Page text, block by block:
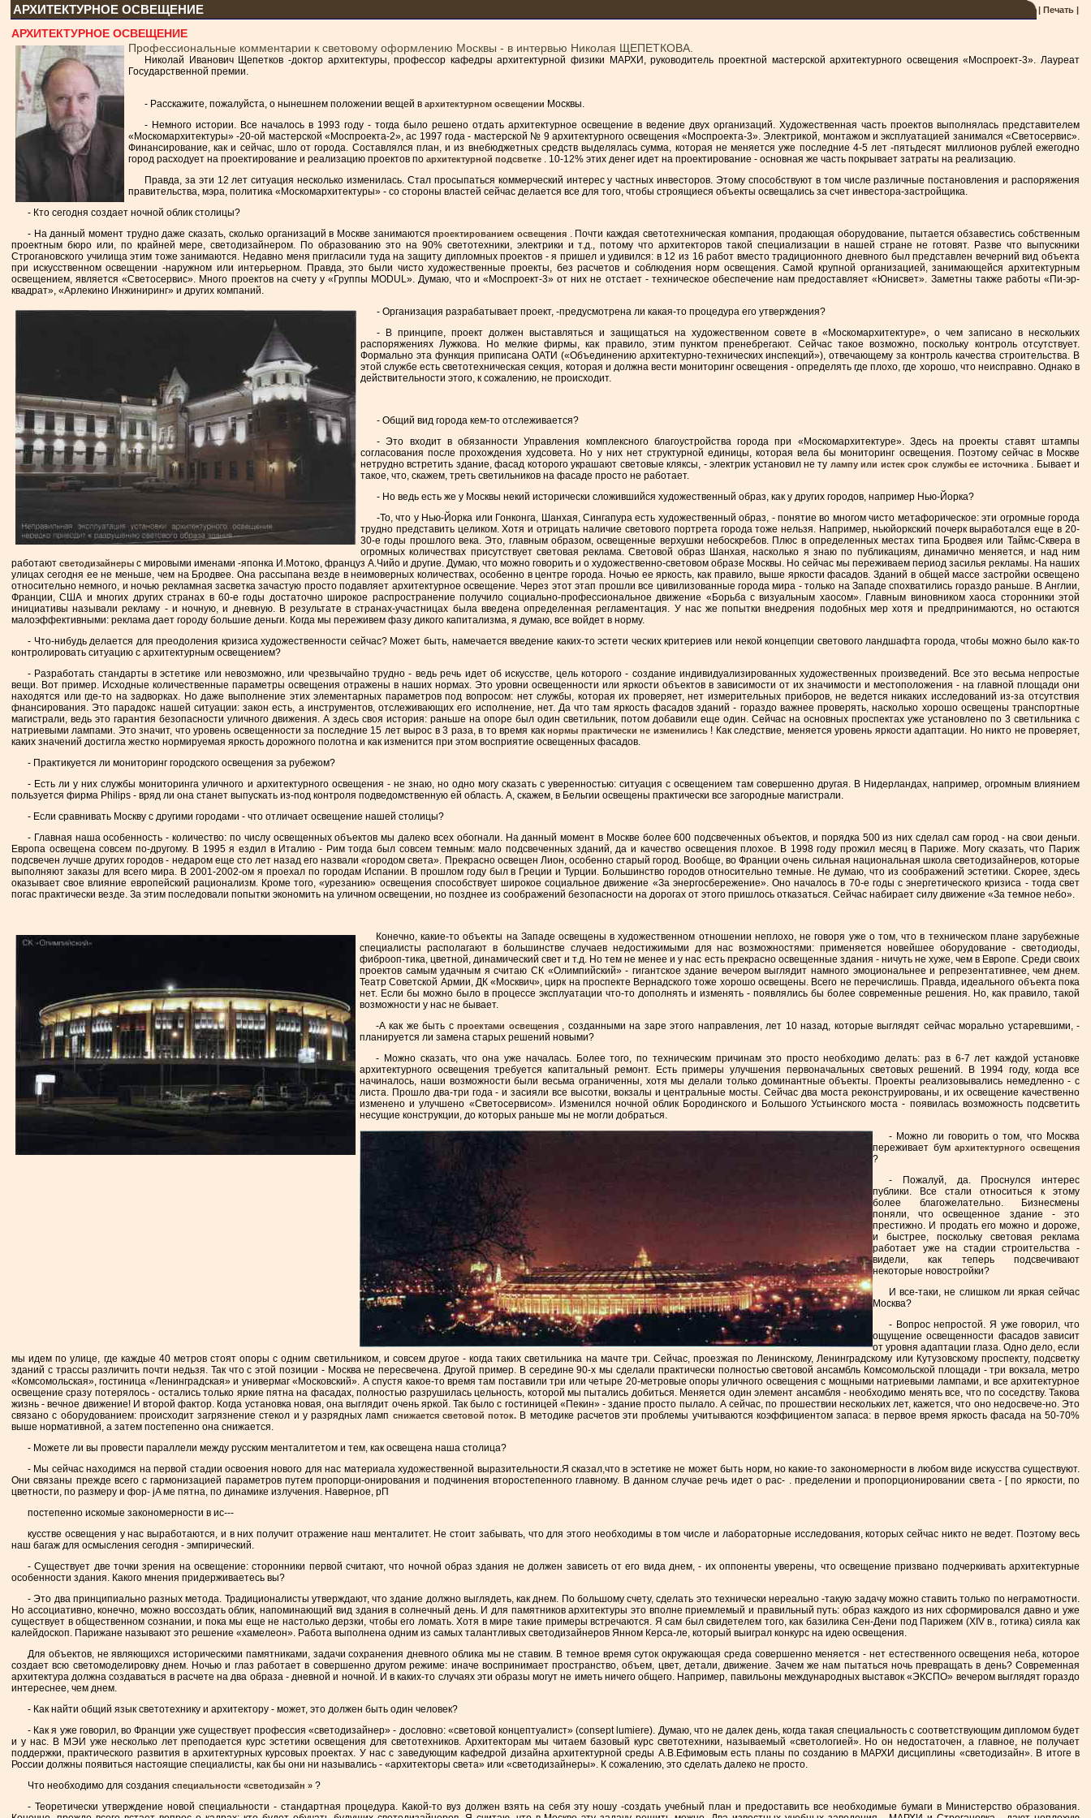
АРХИТЕКТУРНОЕ ОСВЕЩЕНИЕ | Печать |
АРХИТЕКТУРНОЕ ОСВЕЩЕНИЕ
Профессиональные комментарии к световому оформлению Москвы - в интервью Николая ЩЕПЕТКОВА.
Николай Иванович Щепетков -доктор архитектуры, профессор кафедры архитектурной физики МАРХИ, руководитель проектной мастерской архитектурного освещения «Моспроект-3». Лауреат
Государственной премии.
- Расскажите, пожалуйста, о нынешнем положении вещей в архитектурном освещении Москвы.
- Немного истории. Все началось в 1993 году - тогда было решено отдать архитектурное освещение в ведение двух организаций. Художественная часть проектов выполнялась представителем
«Москомархитектуры» -20-ой мастерской «Моспроекта-2», ас 1997 года - мастерской № 9 архитектурного освещения «Моспроекта-3». Электрикой, монтажом и эксплуатацией занимался «Светосервис».
Финансирование, как и сейчас, шло от города. Составлялся план, и из внебюджетных средств выделялась сумма, которая не меняется уже последние 4-5 лет -пятьдесят миллионов рублей ежегодно
город расходует на проектирование и реализацию проектов по архитектурной подсветке . 10-12% этих денег идет на проектирование - основная же часть покрывает затраты на реализацию.
Правда, за эти 12 лет ситуация несколько изменилась. Стал просыпаться коммерческий интерес у частных инвесторов. Этому способствуют в том числе различные постановления и распоряжения
правительства, мэра, политика «Москомархитектуры» - со стороны властей сейчас делается все для того, чтобы строящиеся объекты освещались за счет инвестора-застройщика.
- Кто сегодня создает ночной облик столицы?
- На данный момент трудно даже сказать, сколько организаций в Москве занимаютсяпроектированием освещения . Почти каждая светотехническая компания, продающая оборудование, пытается обзавестись собственным
проектным бюро или, по крайней мере, светодизайнером. По образованию это на 90% светотехники, электрики и т.д., потому что архитекторов такой специализации в нашей стране не готовят. Разве что выпускники
Строгановского училища этим тоже занимаются. Недавно меня пригласили туда на защиту дипломных проектов - я пришел и удивился: в 12 из 16 работ вместо традиционного дневного был представлен вечерний вид объекта
при искусственном освещении -наружном или интерьерном. Правда, это были чисто художественные проекты, без расчетов и соблюдения норм освещения. Самой крупной организацией, занимающейся архитектурным
освещением, является «Светосервис». Много проектов на счету у «Группы MODUL». Думаю, что и «Моспроект-3» от них не отстает - техническое обеспечение нам предоставляет «Юнисвет». Заметны также работы «Пи-эр-
квадрат», «Арлекино Инжиниринг» и других компаний.
- Организация разрабатывает проект, -предусмотрена ли какая-то процедура его утверждения?
- В принципе, проект должен выставляться и защищаться на художественном совете в «Москомархитектуре», о чем записано в нескольких
распоряжениях Лужкова. Но мелкие фирмы, как правило, этим пунктом пренебрегают. Сейчас такое возможно, поскольку контроль отсутствует.
Формально эта функция приписана ОАТИ («Объединению архитектурно-технических инспекций»), отвечающему за контроль качества строительства. В
этой службе есть светотехническая секция, которая и должна вести мониторинг освещения - определять где плохо, где хорошо, что неисправно. Однако в
действительности этого, к сожалению, не происходит.
- Общий вид города кем-то отслеживается?
- Это входит в обязанности Управления комплексного благоустройства города при «Москомархитектуре». Здесь на проекты ставят штампы
согласования после прохождения худсовета. Но у них нет структурной единицы, которая вела бы мониторинг освещения. Поэтому сейчас в Москве
нетрудно встретить здание, фасад которого украшают световые кляксы, - электрик установил не ту лампу или истек срок службы ее источника. Бывает и
такое, что, скажем, треть светильников на фасаде просто не работает.
- Но ведь есть же у Москвы некий исторически сложившийся художественный образ, как у других городов, например Нью-Йорка?
-То, что у Нью-Йорка или Гонконга, Шанхая, Сингапура есть художественный образ, - понятие во многом чисто метафорическое: эти огромные города
трудно представить целиком. Хотя и отрицать наличие светового портрета города тоже нельзя. Например, ньюйоркский почерк выработался еще в 20-
30-е годы прошлого века. Это, главным образом, освещенные верхушки небоскребов. Плюс в определенных местах типа Бродвея или Таймс-Сквера в
огромных количествах присутствует световая реклама. Световой образ Шанхая, насколько я знаю по публикациям, динамично меняется, и над ним
работают светодизайнеры с мировыми именами -японка И.Мотоко, француз А.Чийо и другие. Думаю, что можно говорить и о художественно-световом образе Москвы. Но сейчас мы переживаем период засилья рекламы. На наших
улицах сегодня ее не меньше, чем на Бродвее. Она рассыпана везде в неимоверных количествах, особенно в центре города. Ночью ее яркость, как правило, выше яркости фасадов. Зданий в общей массе застройки освещено
относительно немного, и ночью рекламная засветка зачастую просто подавляет архитектурное освещение. Через этот этап прошли все цивилизованные города мира - только на Западе спохватились гораздо раньше. В Англии,
Франции, США и многих других странах в 60-е годы достаточно широкое распространение получило социально-профессиональное движение «Борьба с визуальным хаосом». Главным виновником хаоса сторонники этой
инициативы называли рекламу - и ночную, и дневную. В результате в странах-участницах была введена определенная регламентация. У нас же попытки внедрения подобных мер хотя и предпринимаются, но остаются
малоэффективными: реклама дает городу большие деньги. Когда мы переживем фазу дикого капитализма, я думаю, все войдет в норму.
- Что-нибудь делается для преодоления кризиса художественности сейчас? Может быть, намечается введение каких-то эстети ческих критериев или некой концепции светового ландшафта города, чтобы можно было как-то
контролировать ситуацию с архитектурным освещением?
- Разработать стандарты в эстетике или невозможно, или чрезвычайно трудно - ведь речь идет об искусстве, цель которого - создание индивидуализированных художественных произведений. Все это весьма непростые
вещи. Вот пример. Исходные количественные параметры освещения отражены в наших нормах. Это уровни освещенности или яркости объектов в зависимости от их значимости и местоположения - на главной площади они
находятся или где-то на задворках. Но даже выполнение этих элементарных параметров под вопросом: нет службы, которая их проверяет, нет измерительных приборов, не ведется никаких исследований из-за отсутствия
фнансирования. Это парадокс нашей ситуации: закон есть, а инструментов, отслеживающих его исполнение, нет. Да что там яркость фасадов зданий - гораздо важнее проверять, насколько хорошо освещены транспортные
магистрали, ведь это гарантия безопасности уличного движения. А здесь своя история: раньше на опоре был один светильник, потом добавили еще один. Сейчас на основных проспектах уже установлено по 3 светильника с
натриевыми лампами. Это значит, что уровень освещенности за последние 15 лет вырос в 3 раза, в то время какнормы практически не изменились! Как следствие, меняется уровень яркости адаптации. Но никто не проверяет,
каких значений достигла жестко нормируемая яркость дорожного полотна и как изменится при этом восприятие освещенных фасадов.
- Практикуется ли мониторинг городского освещения за рубежом?
- Есть ли у них службы мониторинга уличного и архитектурного освещения - не знаю, но одно могу сказать с уверенностью: ситуация с освещением там совершенно другая. В Нидерландах, например, огромным влиянием
пользуется фирма Philips - вряд ли она станет выпускать из-под контроля подведомственную ей область. А, скажем, в Бельгии освещены практически все загородные магистрали.
- Если сравнивать Москву с другими городами - что отличает освещение нашей столицы?
- Главная наша особенность - количество: по числу освещенных объектов мы далеко всех обогнали. На данный момент в Москве более 600 подсвеченных объектов, и порядка 500 из них сделал сам город - на свои деньги.
Европа освещена совсем по-другому. В 1995 я ездил в Италию - Рим тогда был совсем темным: мало подсвеченных зданий, да и качество освещения плохое. В 1998 году прожил месяц в Париже. Могу сказать, что Париж
подсвечен лучше других городов - недаром еще сто лет назад его назвали «городом света». Прекрасно освещен Лион, особенно старый город. Вообще, во Франции очень сильная национальная школа светодизайнеров, которые
выполняют заказы для всего мира. В 2001-2002-ом я проехал по городам Испании. В прошлом году был в Греции и Турции. Большинство городов относительно темные. Не думаю, что из соображений эстетики. Скорее, здесь
оказывает свое влияние европейский рационализм. Кроме того, «урезанию» освещения способствует широкое социальное движение «За энергосбережение». Оно началось в 70-е годы с энергетического кризиса - тогда свет
погас практически везде. За этим последовали попытки экономить на уличном освещении, но позднее из соображений безопасности на дорогах от этого пришлось отказаться. Сейчас набирает силу движение «За темное небо».
Конечно, какие-то объекты на Западе освещены в художественном отношении неплохо, не говоря уже о том, что в техническом плане зарубежные
специалисты располагают в большинстве случаев недостижимыми для нас возможностями: применяется новейшее оборудование - светодиоды,
фиброоп-тика, цветной, динамический свет и т.д. Но тем не менее и у нас есть прекрасно освещенные здания - ничуть не хуже, чем в Европе. Среди своих
проектов самым удачным я считаю СК «Олимпийский» - гигантское здание вечером выглядит намного эмоциональнее и репрезентативнее, чем днем.
Театр Советской Армии, ДК «Москвич», цирк на проспекте Вернадского тоже хорошо освещены. Всего не перечислишь. Правда, идеального объекта пока
нет. Если бы можно было в процессе эксплуатации что-то дополнять и изменять - появлялись бы более современные решения. Но, как правило, такой
возможности у нас не бывает.
-А как же быть спроектами освещения, созданными на заре этого направления, лет 10 назад, которые выглядят сейчас морально устаревшими, -
планируется ли замена старых решений новыми?
- Можно сказать, что она уже началась. Более того, по техническим причинам это просто необходимо делать: раз в 6-7 лет каждой установке
архитектурного освещения требуется капитальный ремонт. Есть примеры улучшения первоначальных световых решений. В 1994 году, когда все
начиналось, наши возможности были весьма ограниченны, хотя мы делали только доминантные объекты. Проекты реализовывались немедленно - с
листа. Прошло два-три года - и засияли все высотки, вокзалы и центральные мосты. Сейчас два моста реконструированы, и их освещение качественно
изменено и улучшено «Светосервисом». Изменился ночной облик Бородинского и Большого Устьинского моста - появилась возможность подсветить
несущие конструкции, до которых раньше мы не могли добраться.
- Можно ли говорить о том, что Москва
переживает бумархитектурного освещения
?
- Пожалуй, да. Проснулся интерес
публики. Все стали относиться к этому
более благожелательно. Бизнесмены
поняли, что освещенное здание - это
престижно. И продать его можно и дороже,
и быстрее, поскольку световая реклама
работает уже на стадии строительства -
видели, как теперь подсвечивают
некоторые новостройки?
И все-таки, не слишком ли яркая сейчас
Москва?
- Вопрос непростой. Я уже говорил, что
ощущение освещенности фасадов зависит
от уровня адаптации глаза. Одно дело, если
мы идем по улице, где каждые 40 метров стоят опоры с одним светильником, и совсем другое - когда таких светильника на мачте три. Сейчас, проезжая по Ленинскому, Ленинградскому или Кутузовскому проспекту, подсветку
зданий с трассы различить почти недьзя. Так что с этой позиции - Москва не пересвечена. Другой пример. В середине 90-х мы сделали практически полностью световой ансамбль Комсомольской площади - три вокзала, метро
«Комсомольская», гостиница «Ленинградская» и универмаг «Московский». А спустя какое-то время там поставили три или четыре 20-метровые опоры уличного освещения с мощными натриевыми лампами, и все архитектурное
освещение сразу потерялось - остались только яркие пятна на фасадах, полностью разрушилась цельность, которой мы пытались добиться. Меняется один элемент ансамбля - необходимо менять все, что по соседству. Такова
жизнь - вечное движение! И второй фактор. Когда установка новая, она выглядит очень яркой. Так было с гостиницей «Пекин» - здание просто пылало. А сейчас, по прошествии нескольких лет, кажется, что оно недосвече-но. Это
связано с оборудованием: происходит загрязнение стекол и у разрядных ламп снижается световой поток. В методике расчетов эти проблемы учитываются коэффициентом запаса: в первое время яркость фасада на 50-70%
выше нормативной, а затем постепенно она снижается.
- Можете ли вы провести параллели между русским менталитетом и тем, как освещена наша столица?
- Мы сейчас находимся на первой стадии освоения нового для нас материала художественной выразительности.Я сказал,что в эстетике не может быть норм, но какие-то закономерности в любом виде искусства существуют.
Они связаны прежде всего с гармонизацией параметров путем пропорци-онирования и подчинения второстепенного главному. В данном случае речь идет о рас- . пределении и пропорционировании света - [ по яркости, по
цветности, по размеру и фор- jA ме пятна, по динамике излучения. Наверное, рП
постепенно искомые закономерности в ис---
кусстве освещения у нас выработаются, и в них получит отражение наш менталитет. Не стоит забывать, что для этого необходимы в том числе и лабораторные исследования, которых сейчас никто не ведет. Поэтому весь
наш багаж для осмысления сегодня - эмпирический.
- Существует две точки зрения на освещение: сторонники первой считают, что ночной образ здания не должен зависеть от его вида днем, - их оппоненты уверены, что освещение призвано подчеркивать архитектурные
особенности здания. Какого мнения придерживаетесь вы?
- Это два принципиально разных метода. Традиционалисты утверждают, что здание должно выглядеть, как днем. По большому счету, сделать это технически нереально -такую задачу можно ставить только по неграмотности.
Но ассоциативно, конечно, можно воссоздать облик, напоминающий вид здания в солнечный день. И для памятников архитектуры это вполне приемлемый и правильный путь: образ каждого из них сформировался давно и уже
существует в общественном сознании, и пока мы еще не настолько дерзки, чтобы его ломать. Хотя в мире такие примеры встречаются. Я сам был свидетелем того, как базилика Сен-Дени под Парижем (XIV в., готика) сияла как
калейдоскоп. Парижане называют это решение «хамелеон». Работа выполнена одним из самых талантливых светодизайнеров Янном Керса-ле, который выиграл конкурс на идею освещения.
Для объектов, не являющихся историческими памятниками, задачи сохранения дневного облика мы не ставим. В темное время суток окружающая среда совершенно меняется - нет естественного освещения неба, которое
создает всю светомоделировку днем. Ночью и глаз работает в совершенно другом режиме: иначе воспринимает пространство, объем, цвет, детали, движение. Зачем же нам пытаться ночь превращать в день? Современная
архитектура должна создаваться в расчете на два образа - дневной и ночной. И в каких-то случаях эти образы могут не иметь ничего общего. Например, павильоны международных выставок «ЭКСПО» вечером выглядят гораздо
интереснее, чем днем.
- Как найти общий язык светотехнику и архитектору - может, это должен быть один человек?
- Как я уже говорил, во Франции уже существует профессия «светодизайнер» - дословно: «световой концептуалист» (consept lumiere). Думаю, что не далек день, когда такая специальность с соответствующим дипломом будет
и у нас. В МЭИ уже несколько лет преподается курс эстетики освещения для светотехников. Архитекторам мы читаем базовый курс светотехники, называемый «светологией». Но он недостаточен, а главное, не получает
поддержки, практического развития в архитектурных курсовых проектах. У нас с заведующим кафедрой дизайна архитектурной среды А.В.Ефимовым есть планы по созданию в МАРХИ дисциплины «светодизайн». В итоге в
России должны появиться настоящие специалисты, как бы они ни назывались - «архитекторы света» или «светодизайнеры». К сожалению, это сделать далеко не просто.
Что необходимо для создания специальности «светодизайн » ?
- Теоретически утверждение новой специальности - стандартная процедура. Какой-то вуз должен взять на себя эту ношу -создать учебный план и предоставить все необходимые бумаги в Министерство образования.